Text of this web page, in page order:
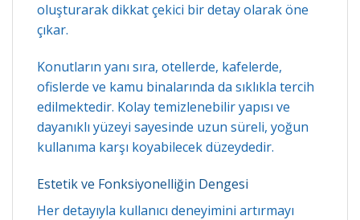
oluşturarak dikkat çekici bir detay olarak öne
çıkar.
Konutların yanı sıra, otellerde, kafelerde,
ofislerde ve kamu binalarında da sıklıkla tercih
edilmektedir. Kolay temizlenebilir yapısı ve
dayanıklı yüzeyi sayesinde uzun süreli, yoğun
kullanıma karşı koyabilecek düzeydedir.
Estetik ve Fonksiyonelliğin Dengesi
Her detayıyla kullanıcı deneyimini artırmayı